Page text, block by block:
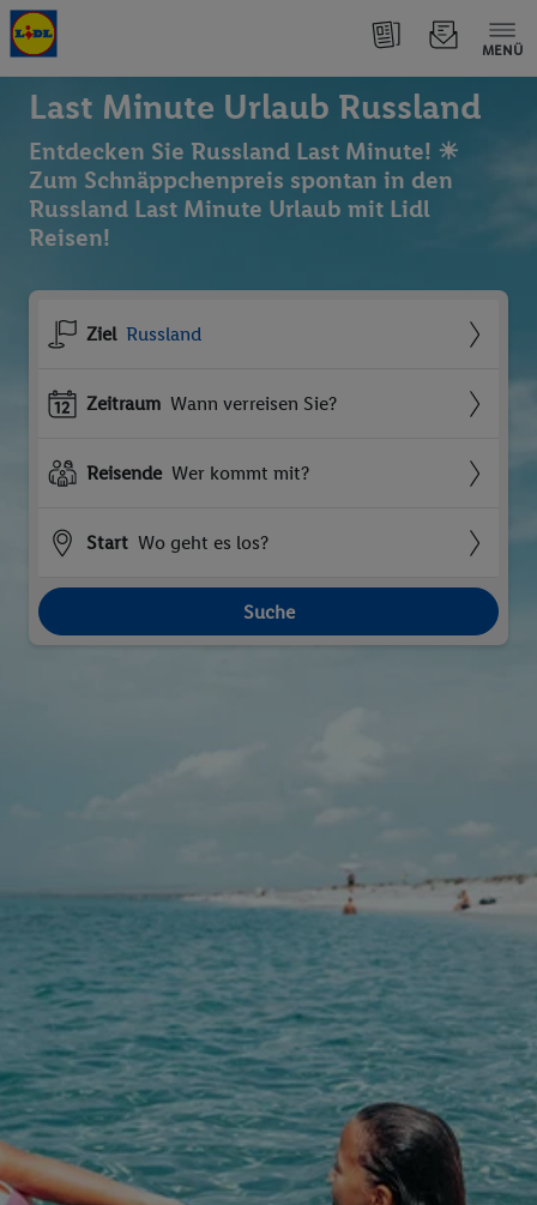
MENÜ
Last Minute Urlaub Russland
Entdecken Sie Russland Last Minute! ☀
Zum Schnäppchenpreis spontan in den
Russland Last Minute Urlaub mit Lidl
Reisen!
Ziel Russland
Zeitraum Wann verreisen Sie?
Reisende Wer kommt mit?
Start Wo geht es los?
Suche